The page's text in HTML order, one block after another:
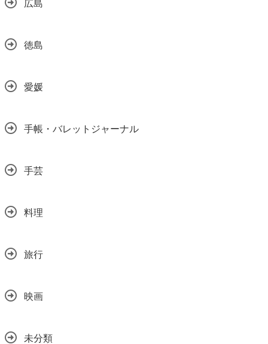
広島
徳島
愛媛
手帳・バレットジャーナル
手芸
料理
旅行
映画
未分類